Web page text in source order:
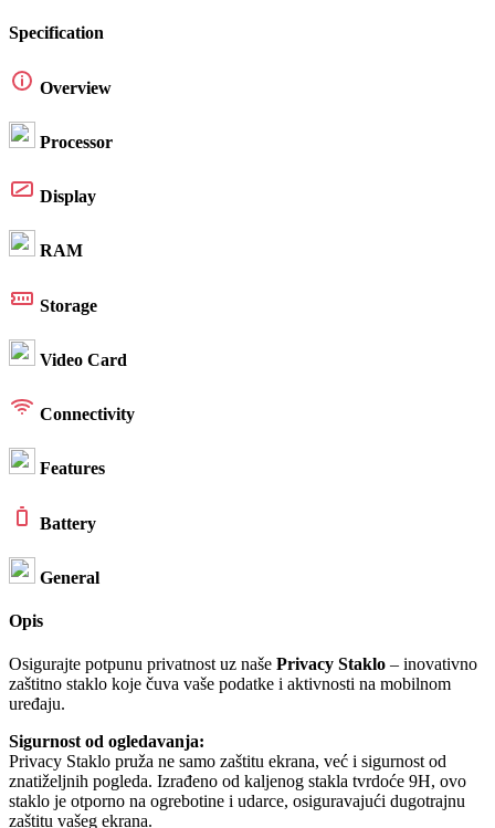
Specification
Overview
Processor
Display
RAM
Storage
Video Card
Connectivity
Features
Battery
General
Opis
Osigurajte potpunu privatnost uz naše Privacy Staklo – inovativno
zaštitno staklo koje čuva vaše podatke i aktivnosti na mobilnom
uređaju.
Sigurnost od ogledavanja:
Privacy Staklo pruža ne samo zaštitu ekrana, već i sigurnost od
znatiželjnih pogleda. Izrađeno od kaljenog stakla tvrdoće 9H, ovo
staklo je otporno na ogrebotine i udarce, osiguravajući dugotrajnu
zaštitu vašeg ekrana.